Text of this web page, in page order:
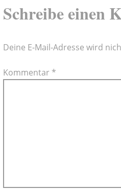
Schreibe einen
Deine E-Mail-Adresse wird
Kommentar *